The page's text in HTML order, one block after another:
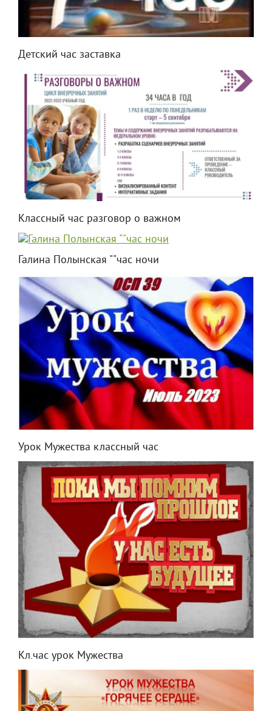
Детский час заставка
Классный час разговор о важном
Галина Полынская ""час ночи
Урок Мужества классный час
Кл.час урок Мужества